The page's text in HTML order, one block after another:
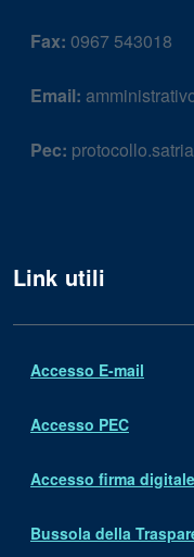
Fax: 0967 543018
Email:
Pec:
Link utili
Accesso E-mail
Accesso PEC
Accesso firma digitale
Bussola della